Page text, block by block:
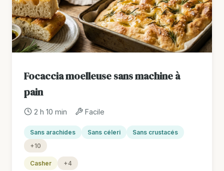
Focaccia moelleuse sans machine à
pain
2 h 10 min Facile
Sans arachides Sans céleri
Sans crustacés
+10
Casher +4